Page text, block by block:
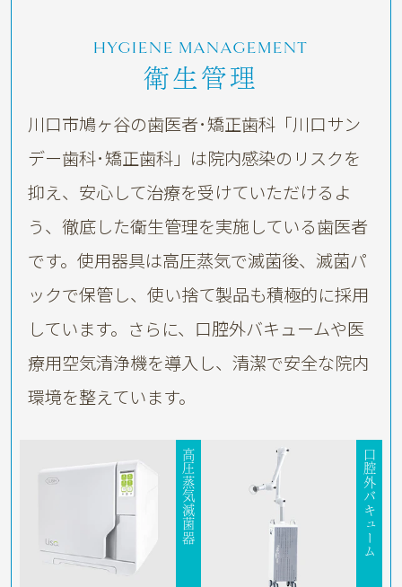
HYGIENE MANAGEMENT
衛生管理
川口市鳩ヶ谷の歯医者･矯正歯科「川口サン
デー歯科･矯正歯科」は院内感染のリスクを
抑え、安心して治療を受けていただけるよ
う、徹底した衛生管理を実施している歯医者
です。使用器具は高圧蒸気で滅菌後、滅菌パ
ックで保管し、使い捨て製品も積極的に採用
しています。さらに、口腔外バキュームや医
療用空気清浄機を導入し、清潔で安全な院内
環境を整えています。
高圧蒸気滅菌器 口腔外バキューム